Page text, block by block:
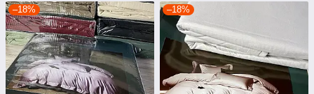
–18% –18%